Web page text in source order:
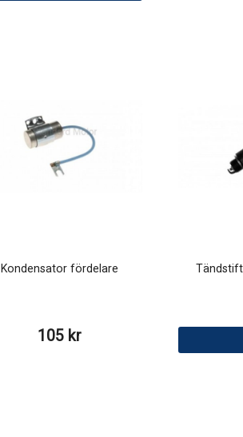
Kondensator fördelare
105 kr